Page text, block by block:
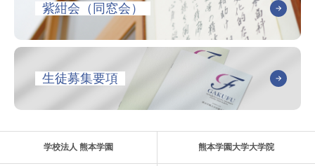
紫紺会（同窓会）
生徒募集要項
学校法人 熊本学園 熊本学園大学大学院